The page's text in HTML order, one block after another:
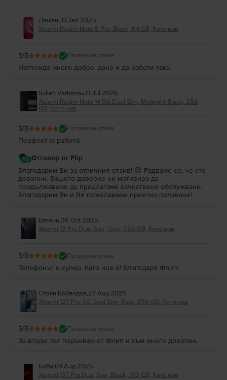
Дамян ,13 Jan 2025
Xiaomi Redmi Note 8 Pro, Black, 64 GB, Като нов
5/5 Проверен отзив
Изглежда много добре, дано и да работи така.
Svilen Varbanov,13 Jul 2026
Xiaomi Redmi Note 14 5G Dual Sim, Midnight Black, 256
GB, Като нов
5/5 Проверен отзив
Перфектна работа!
Отговор от Flip
Благодарим Ви за отличния отзив! 😊 Радваме се, че сте
доволни. Вашето доверие ни мотивира да
продължаваме да предлагаме качествено обслужване.
Благодарим Ви и Ви пожелаваме приятно ползване!
Евгени,26 Oct 2025
Xiaomi 12 Pro Dual Sim, Gray, 256 GB, Като нов
5/5 Проверен отзив
Телефонът е супер. Като нов е! Благодаря Флип!
Стоян Войводов,27 Aug 2025
Xiaomi 12T Pro 5G Dual Sim, Blue, 256 GB, Като нов
5/5 Проверен отзив
За втори път поръчвам от Флип и съм много доволен.
Боби,04 Aug 2025
Xiaomi 13T Pro Dual Sim, Black, 512 GB, Като нов